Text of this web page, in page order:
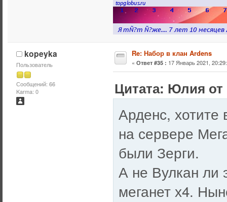
kopeyka
Пользователь
Сообщений: 66
Karma: 0
Re: Набор в клан Ardens
« Ответ #35 : 17 Январь 2021,
Цитата: Юлия от
Арденс, хотите
на сервере
были Зерги.
А не Вулкан ли
меганет х4.